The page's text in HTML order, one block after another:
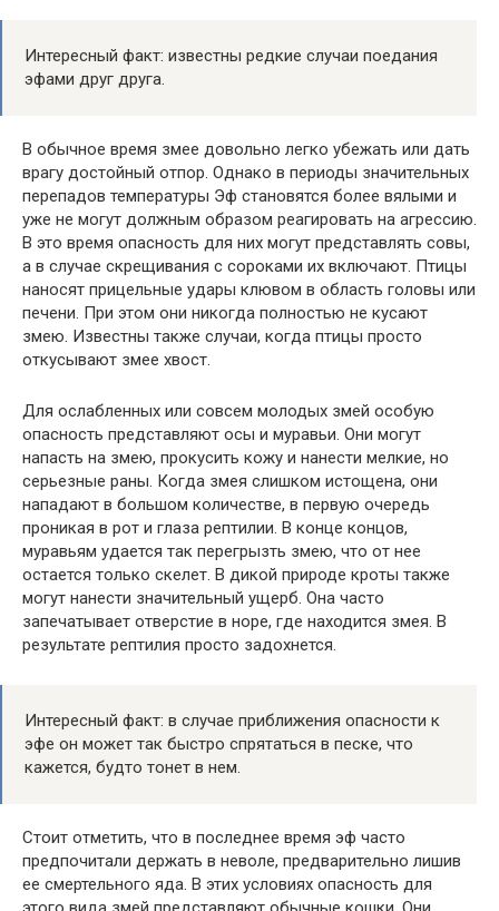
Интересный факт: известны редкие случаи поедания
эфами друг друга.
В обычное время змее довольно легко убежать или дать
врагу достойный отпор. Однако в периоды значительных
перепадов температуры Эф становятся более вялыми и
уже не могут должным образом реагировать на агрессию.
В это время опасность для них могут представлять совы,
а в случае скрещивания с сороками их включают. Птицы
наносят прицельные удары клювом в область головы или
печени. При этом они никогда полностью не кусают
змею. Известны также случаи, когда птицы просто
откусывают змее хвост.
Для ослабленных или совсем молодых змей особую
опасность представляют осы и муравьи. Они могут
напасть на змею, прокусить кожу и нанести мелкие, но
серьезные раны. Когда змея слишком истощена, они
нападают в большом количестве, в первую очередь
проникая в рот и глаза рептилии. В конце концов,
муравьям удается так перегрызть змею, что от нее
остается только скелет. В дикой природе кроты также
могут нанести значительный ущерб. Она часто
запечатывает отверстие в норе, где находится змея. В
результате рептилия просто задохнется.
Интересный факт: в случае приближения опасности к
эфе он может так быстро спрятаться в песке, что
кажется, будто тонет в нем.
Стоит отметить, что в последнее время эф часто
предпочитали держать в неволе, предварительно лишив
ее смертельного яда. В этих условиях опасность для